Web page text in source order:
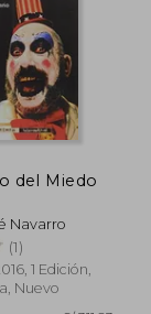
dcto.
del Miedo
Navarro
(1)
1 Edición,
Nuevo